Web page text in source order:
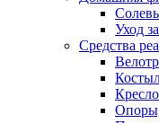
Уход
Средства